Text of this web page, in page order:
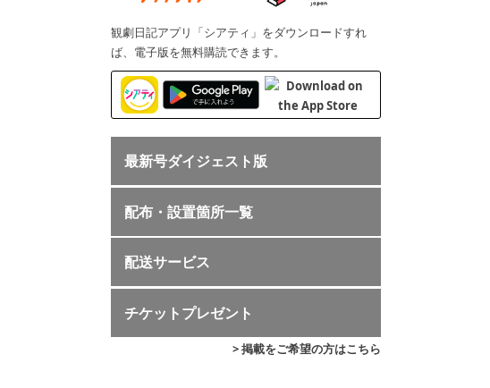
観劇日記アプリ「シアティ」をダウンロードすれ
ば、電子版を無料購読できます。
最新号ダイジェスト版
配布・設置箇所一覧
配送サービス
チケットプレゼント
> 掲載をご希望の方はこちら